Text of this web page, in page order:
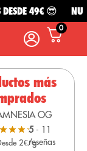
49€ 😎
0
más
OG
5- 11
reseñas
2€/g